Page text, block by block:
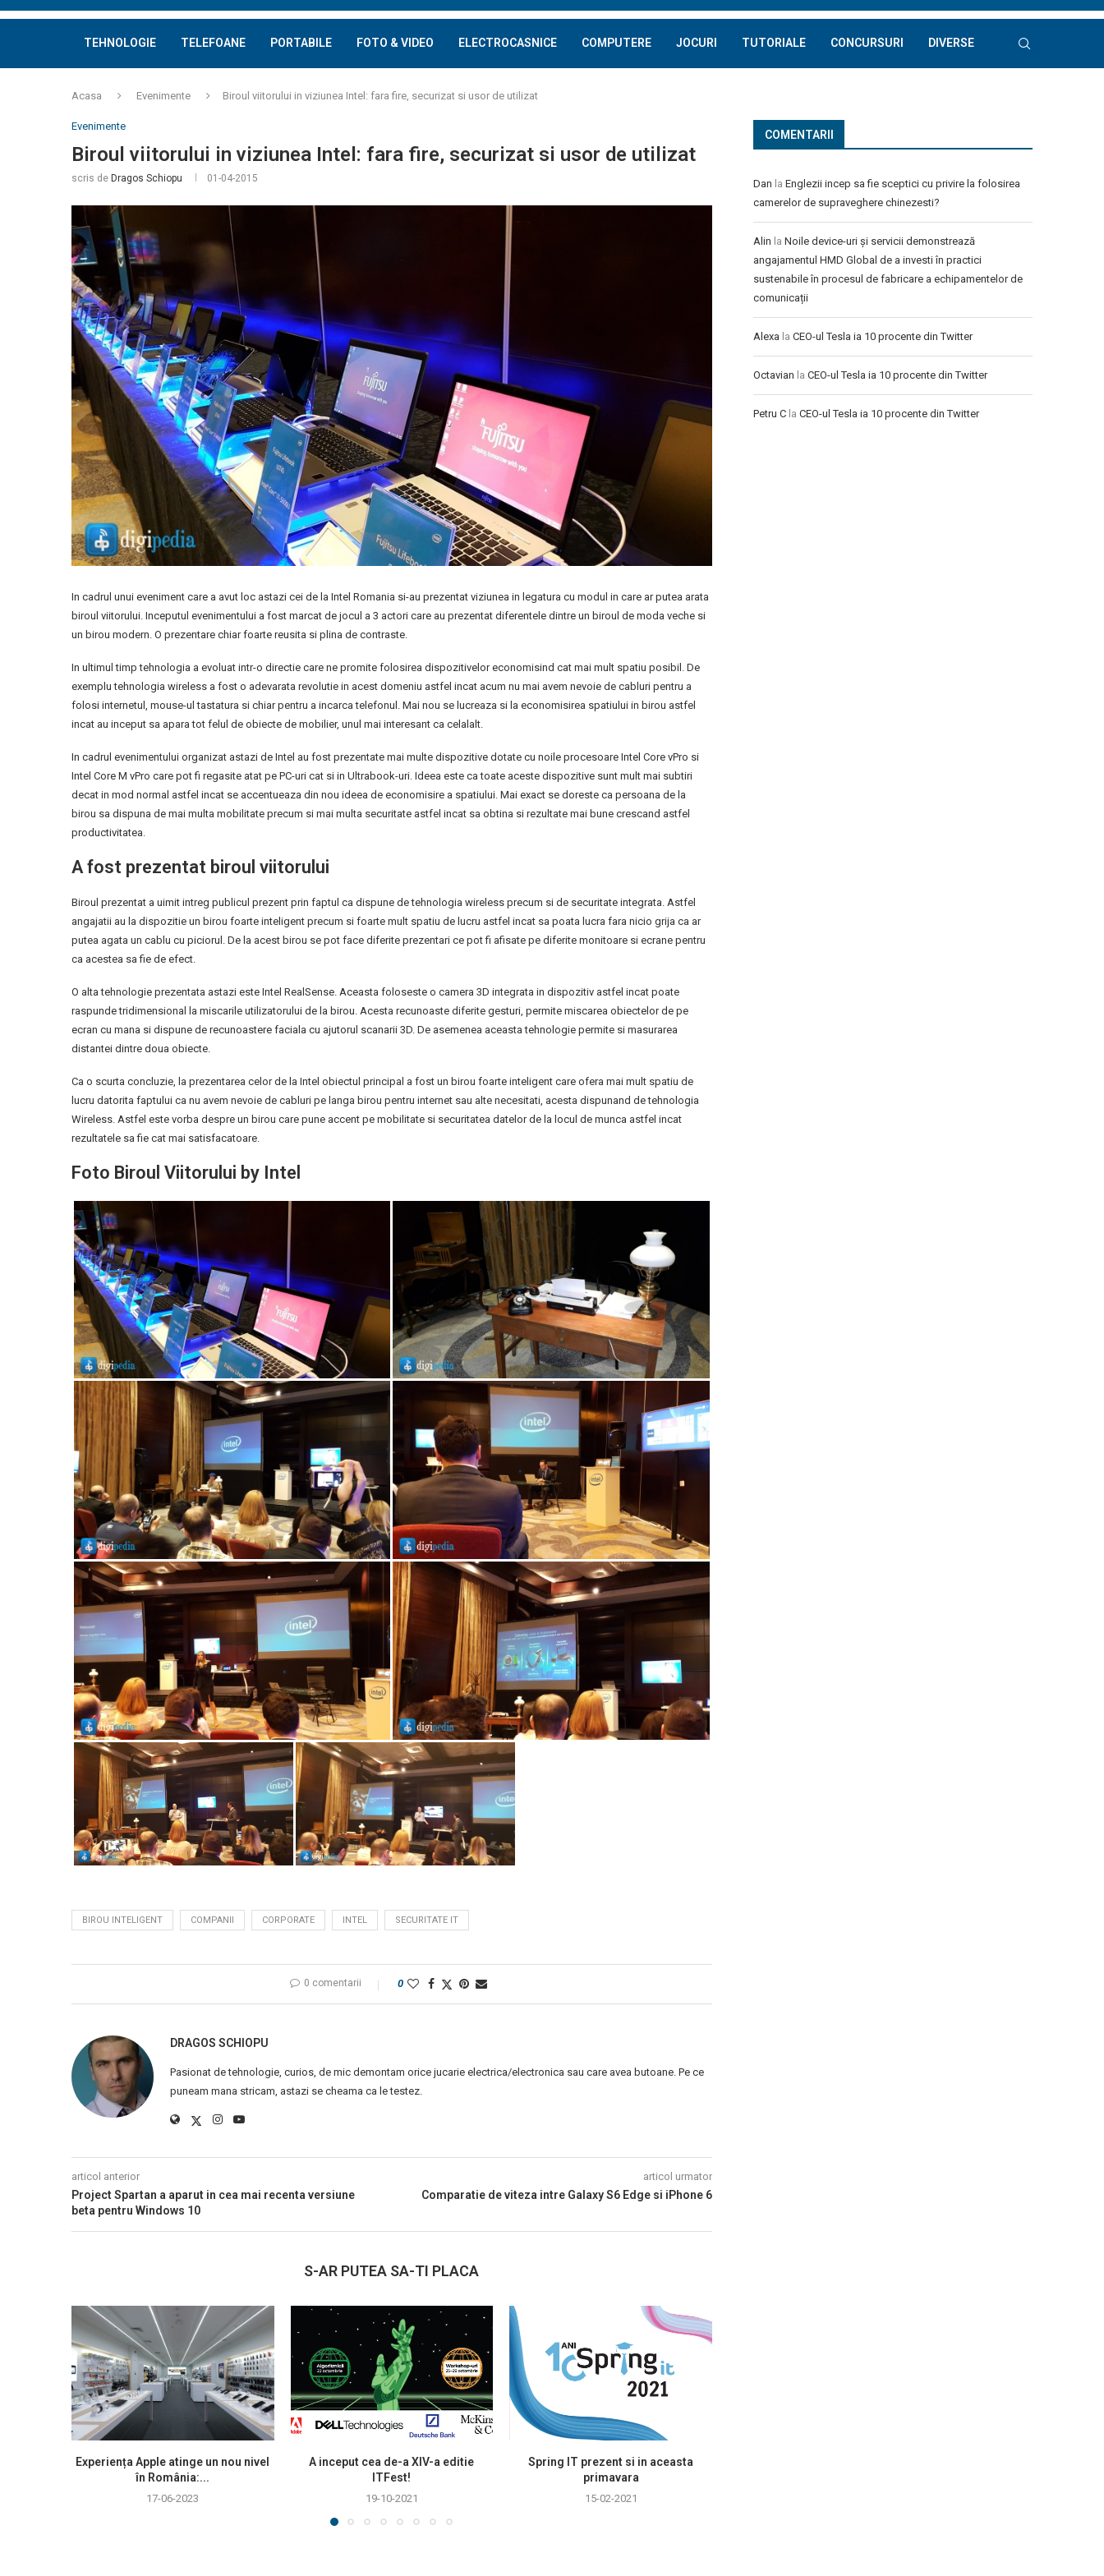
TEHNOLOGIE TELEFOANE PORTABILE FOTO & VIDEO ELECTROCASNICE COMPUTERE JOCURI TUTORIALE CONCURSURI DIVERSE
Acasa Evenimente Biroul viitorului in viziunea Intel: fara fire, securizat si usor de utilizat
Evenimente
Biroul viitorului in viziunea Intel: fara fire, securizat si usor de utilizat
scris de Dragos Schiopu 01-04-2015
In cadrul unui eveniment care a avut loc astazi cei de la Intel Romania si-au prezentat viziunea in legatura cu modul in care ar putea arata
biroul viitorului. Inceputul evenimentului a fost marcat de jocul a 3 actori care au prezentat diferentele dintre un biroul de moda veche si
un birou modern. O prezentare chiar foarte reusita si plina de contraste.
In ultimul timp tehnologia a evoluat intr-o directie care ne promite folosirea dispozitivelor economisind cat mai mult spatiu posibil. De
exemplu tehnologia wireless a fost o adevarata revolutie in acest domeniu astfel incat acum nu mai avem nevoie de cabluri pentru a
folosi internetul, mouse-ul tastatura si chiar pentru a incarca telefonul. Mai nou se lucreaza si la economisirea spatiului in birou astfel
incat au inceput sa apara tot felul de obiecte de mobilier, unul mai interesant ca celalalt.
In cadrul evenimentului organizat astazi de Intel au fost prezentate mai multe dispozitive dotate cu noile procesoare Intel Core vPro si
Intel Core M vPro care pot fi regasite atat pe PC-uri cat si in Ultrabook-uri. Ideea este ca toate aceste dispozitive sunt mult mai subtiri
decat in mod normal astfel incat se accentueaza din nou ideea de economisire a spatiului. Mai exact se doreste ca persoana de la
birou sa dispuna de mai multa mobilitate precum si mai multa securitate astfel incat sa obtina si rezultate mai bune crescand astfel
productivitatea.
A fost prezentat biroul viitorului
Biroul prezentat a uimit intreg publicul prezent prin faptul ca dispune de tehnologia wireless precum si de securitate integrata. Astfel
angajatii au la dispozitie un birou foarte inteligent precum si foarte mult spatiu de lucru astfel incat sa poata lucra fara nicio grija ca ar
putea agata un cablu cu piciorul. De la acest birou se pot face diferite prezentari ce pot fi afisate pe diferite monitoare si ecrane pentru
ca acestea sa fie de efect.
O alta tehnologie prezentata astazi este Intel RealSense. Aceasta foloseste o camera 3D integrata in dispozitiv astfel incat poate
raspunde tridimensional la miscarile utilizatorului de la birou. Acesta recunoaste diferite gesturi, permite miscarea obiectelor de pe
ecran cu mana si dispune de recunoastere faciala cu ajutorul scanarii 3D. De asemenea aceasta tehnologie permite si masurarea
distantei dintre doua obiecte.
Ca o scurta concluzie, la prezentarea celor de la Intel obiectul principal a fost un birou foarte inteligent care ofera mai mult spatiu de
lucru datorita faptului ca nu avem nevoie de cabluri pe langa birou pentru internet sau alte necesitati, acesta dispunand de tehnologia
Wireless. Astfel este vorba despre un birou care pune accent pe mobilitate si securitatea datelor de la locul de munca astfel incat
rezultatele sa fie cat mai satisfacatoare.
Foto Biroul Viitorului by Intel
BIROU INTELIGENT COMPANII CORPORATE INTEL SECURITATE IT
0 comentarii 0
DRAGOS SCHIOPU
Pasionat de tehnologie, curios, de mic demontam orice jucarie electrica/electronica sau care avea butoane. Pe ce
puneam mana stricam, astazi se cheama ca le testez.
articol anterior
Project Spartan a aparut in cea mai recenta versiune
beta pentru Windows 10
articol urmator
Comparatie de viteza intre Galaxy S6 Edge si iPhone 6
S-AR PUTEA SA-TI PLACA
Experiența Apple atinge un nou nivel
în România:...
17-06-2023
A inceput cea de-a XIV-a editie
ITFest!
19-10-2021
Spring IT prezent si in aceasta
primavara
15-02-2021
COMENTARII
Dan la Englezii incep sa fie sceptici cu privire la folosirea
camerelor de supraveghere chinezesti?
Alin la Noile device-uri și servicii demonstrează
angajamentul HMD Global de a investi în practici
sustenabile în procesul de fabricare a echipamentelor de
comunicații
Alexa la CEO-ul Tesla ia 10 procente din Twitter
Octavian la CEO-ul Tesla ia 10 procente din Twitter
Petru C la CEO-ul Tesla ia 10 procente din Twitter